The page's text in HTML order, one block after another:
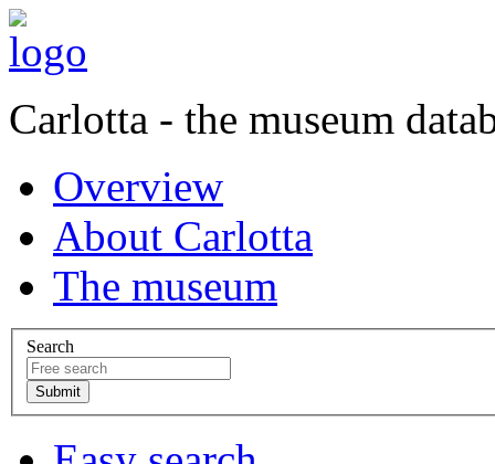
Carlotta - the museum
Overview
About Carlotta
The museum
Search